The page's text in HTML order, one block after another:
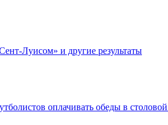
Луисом» и другие результаты
оплачивать обеды в